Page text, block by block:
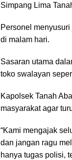
Simpang Lima
Personel
di malam hari.
Sasaran utama
toko swalayan
Kapolsek Tanah
masyarakat agar
“Kami mengajak
dan jangan ragu
hanya tugas polisi,